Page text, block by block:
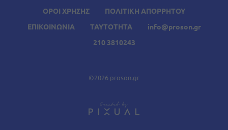
A Σχετικά Άρθρα
ΟΡΟΙ ΧΡΗΣΗΣ
ΠΟΛΙΤΙΚΗ ΑΠΟΡΡΗΤΟΥ
ΕΠΙΚΟΙΝΩΝΙΑ
ΤΑΥΤΟΤΗΤΑ
info@proson.gr
210 3810243
©2026 proson.gr